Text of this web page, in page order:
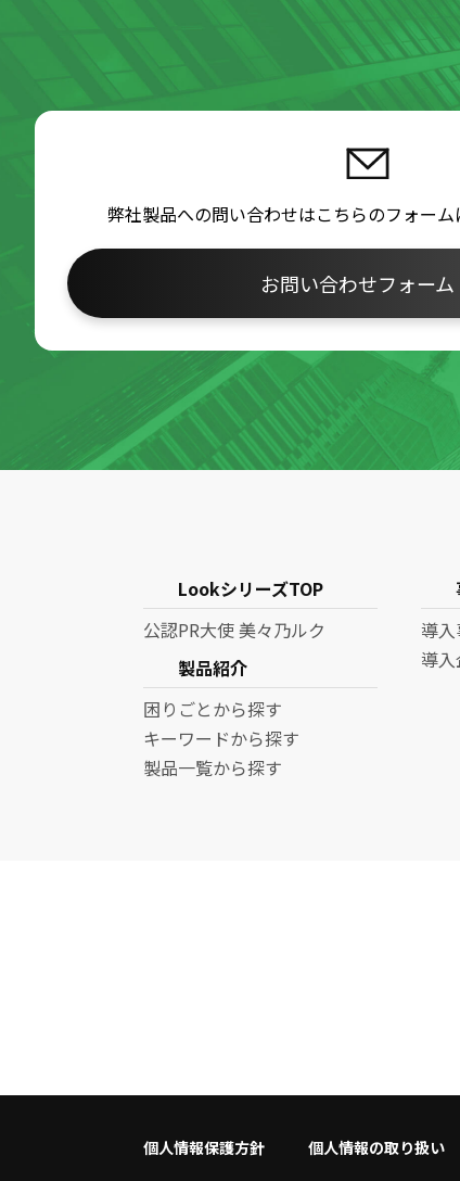
弊社製品への問い合わせはこちらのフォーム
お問い合わせフォーム
LookシリーズTOP
公認PR大使 美々乃ルク
製品紹介
困りごとから探す
キーワードから探す
製品一覧から探す
導
導
個人情報保護方針 個人情報の取り扱い